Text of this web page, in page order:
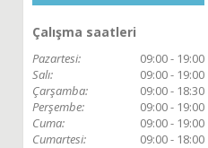
Çalışma saatleri
Pazartesi:
09:00 - 19:00
Salı:
09:00 - 19:00
Çarşamba:
09:00 - 18:30
Perşembe:
09:00 - 19:00
Cuma:
09:00 - 19:00
Cumartesi:
09:00 - 18:00